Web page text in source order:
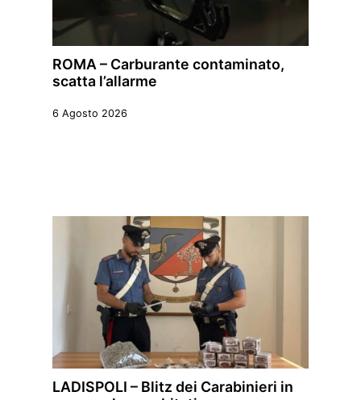
ROMA – Carburante contaminato,
scatta l’allarme
6 Agosto 2026
LADISPOLI – Blitz dei Carabinieri in